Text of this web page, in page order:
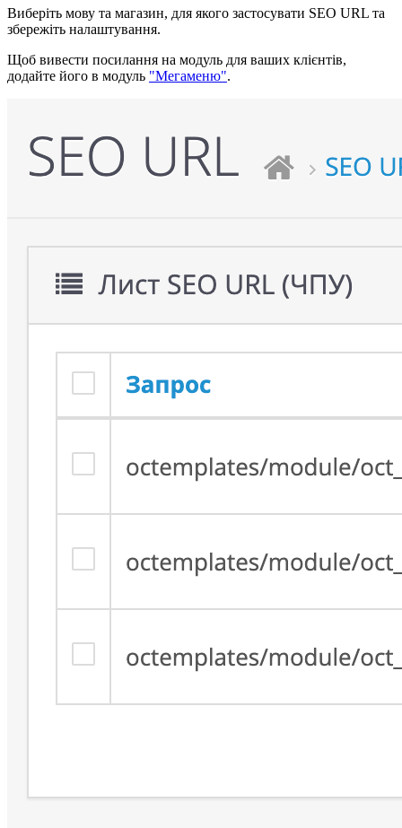
Виберіть мову та магазин, для якого застосувати SEO URL та
збережіть налаштування.
Щоб вивести посилання на модуль для ваших клієнтів,
додайте його в модуль "Мегаменю".